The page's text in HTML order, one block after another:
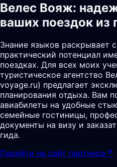
Велес Вояж:
ваших поездок из
Знание языков раскрывает
практический потенциал
поездках. Для всех моих
туристическое агентство
voyage.ru) предлагает
планирования отдыха. Вам
авиабилеты на удобные
семейные гостиницы,
документы на визу и
гида.
Перейти на сайт партнера ↗